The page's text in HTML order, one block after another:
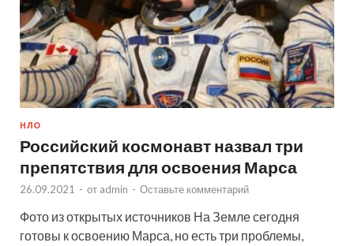
НЛО
Российский космонавт назвал три
препятствия для освоения Марса
26.09.2021 - от admin - Оставьте комментарий
Фото из открытых источников На Земле сегодня
готовы к освоению Марса, но есть три проблемы,